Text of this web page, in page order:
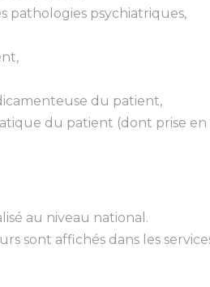
pathologies psychiatriques,
du patient,
du patient (dont prise
au niveau national.
sont affichés dans les